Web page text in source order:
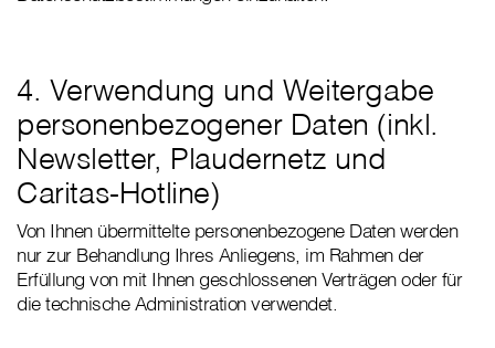
4. Verwendung und Weitergabe
personenbezogener Daten (inkl.
Newsletter, Plaudernetz und
Caritas-Hotline)
Von Ihnen übermittelte personenbezogene Daten werden
nur zur Behandlung Ihres Anliegens, im Rahmen der
Erfüllung von mit Ihnen geschlossenen Verträgen oder für
die technische Administration verwendet.